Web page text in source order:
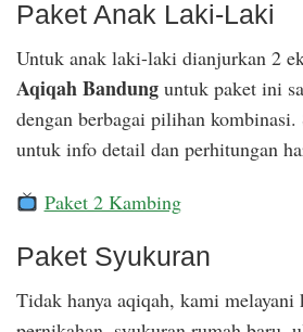
Paket Anak Laki-Laki
Untuk anak laki-laki dianjurkan 2
Aqiqah Bandung untuk paket ini
dengan berbagai pilihan
untuk info detail dan perhitungan
Paket 2 Kambing
Paket Syukuran
Tidak hanya aqiqah, kami melayani